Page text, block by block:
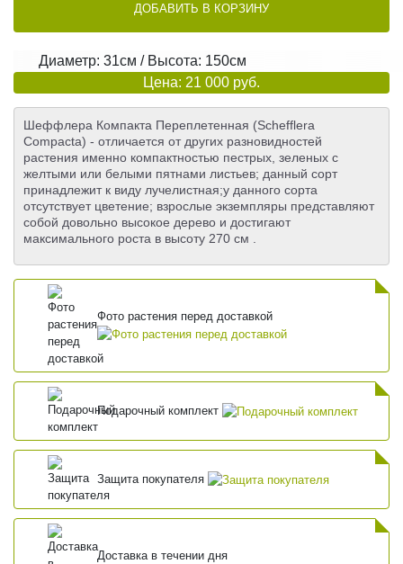
ДОБАВИТЬ В КОРЗИНУ
Диаметр: 31см / Высота: 150см
Цена: 21 000 руб.
Шеффлера Компакта Переплетенная (Schefflera
Compacta) - отличается от других разновидностей
растения именно компактностью пестрых, зеленых с
желтыми или белыми пятнами листьев; данный сорт
принадлежит к виду лучелистная;у данного сорта
отсутствует цветение; взрослые экземпляры представляют
собой довольно высокое дерево и достигают
максимального роста в высоту 270 см .
Фото растения перед доставкой
Подарочный комплект
Защита покупателя
Доставка в течении дня